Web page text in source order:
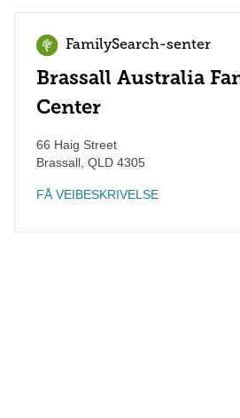
FamilySearch-senter
Brassall Australia
Center
66 Haig Street
Brassall QLD 4305
FÅ VEIBESKRIVELSE